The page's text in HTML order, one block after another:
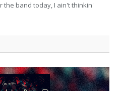
the band today, I ain't thinkin'